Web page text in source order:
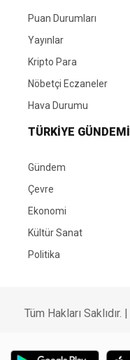
Puan Durumları
Yayınlar
Kripto Para
Nöbetçi Eczaneler
Hava Durumu
TÜRKIYE GÜNDEMI
Gündem
Çevre
Ekonomi
Kültür Sanat
Politika
Tüm Hakları Saklıdır. |